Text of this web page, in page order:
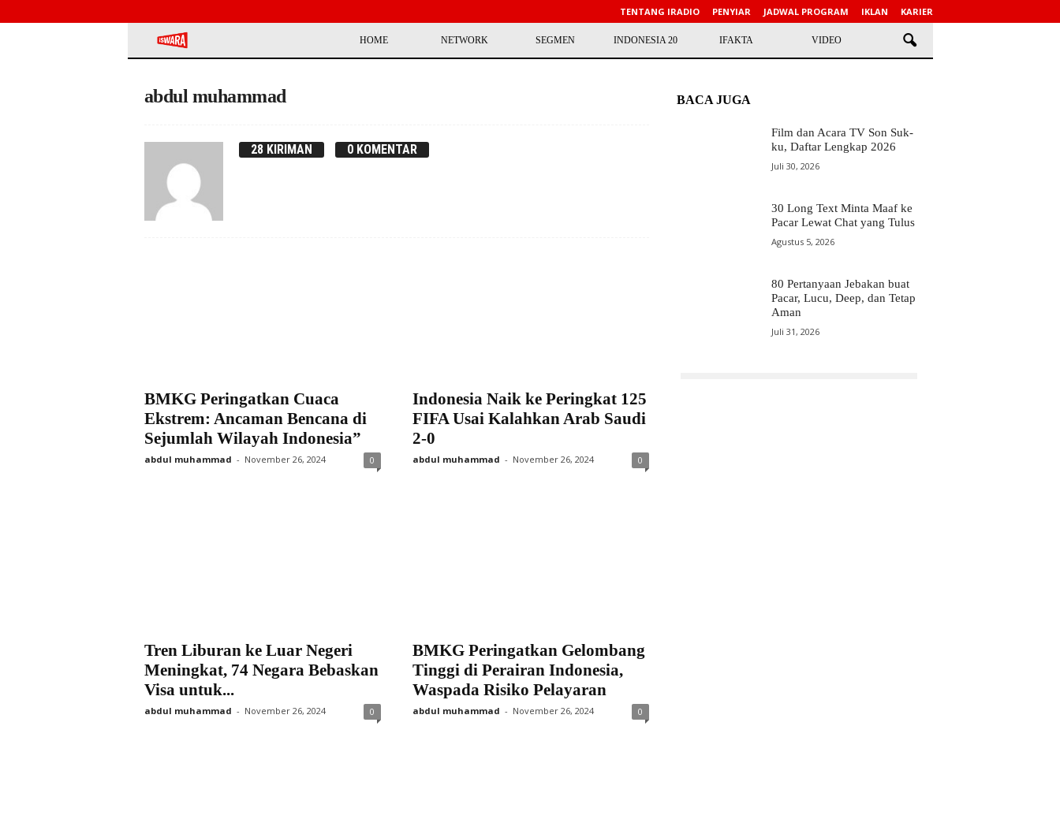
TENTANG IRADIO PENYIAR JADWAL PROGRAM IKLAN KARIER
HOME NETWORK SEGMEN INDONESIA 20 IFAKTA VIDEO
abdul muhammad
28 KIRIMAN 0 KOMENTAR
BMKG Peringatkan Cuaca
Ekstrem: Ancaman Bencana di
Sejumlah Wilayah Indonesia”
abdul muhammad - November 26, 2024 0
Indonesia Naik ke Peringkat 125
FIFA Usai Kalahkan Arab Saudi
2-0
abdul muhammad - November 26, 2024 0
Tren Liburan ke Luar Negeri
Meningkat, 74 Negara Bebaskan
Visa untuk...
abdul muhammad - November 26, 2024 0
BMKG Peringatkan Gelombang
Tinggi di Perairan Indonesia,
Waspada Risiko Pelayaran
abdul muhammad - November 26, 2024 0
BACA JUGA
Film dan Acara TV Son Suk-
ku, Daftar Lengkap 2026
Juli 30, 2026
30 Long Text Minta Maaf ke
Pacar Lewat Chat yang Tulus
Agustus 5, 2026
80 Pertanyaan Jebakan buat
Pacar, Lucu, Deep, dan Tetap
Aman
Juli 31, 2026